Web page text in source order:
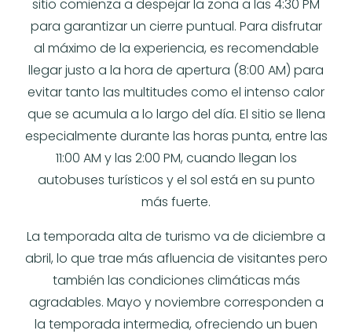
sitio comienza a despejar la zona a las 4:30 PM
para garantizar un cierre puntual. Para disfrutar
al máximo de la experiencia, es recomendable
llegar justo a la hora de apertura (8:00 AM) para
evitar tanto las multitudes como el intenso calor
que se acumula a lo largo del día. El sitio se llena
especialmente durante las horas punta, entre las
11:00 AM y las 2:00 PM, cuando llegan los
autobuses turísticos y el sol está en su punto
más fuerte.
La temporada alta de turismo va de diciembre a
abril, lo que trae más afluencia de visitantes pero
también las condiciones climáticas más
agradables. Mayo y noviembre corresponden a
la temporada intermedia, ofreciendo un buen